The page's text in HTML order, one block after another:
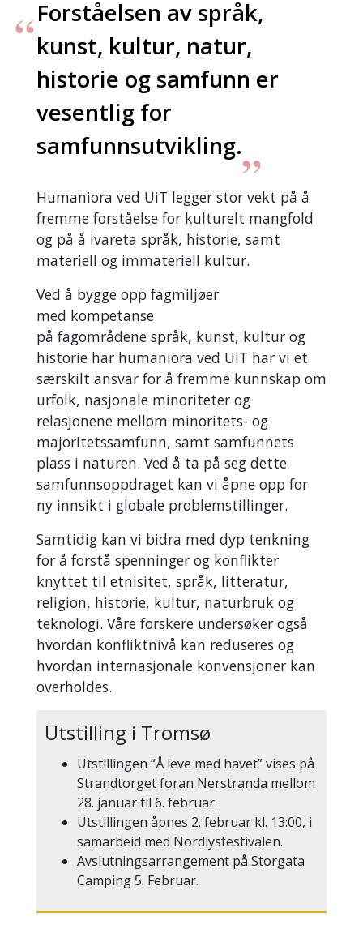
Forståelsen av språk,
kunst, kultur, natur,
historie og samfunn er
vesentlig for
samfunnsutvikling.
Humaniora ved UiT legger stor vekt på å
fremme forståelse for kulturelt mangfold
og på å ivareta språk, historie, samt
materiell og immateriell kultur.
Ved å bygge opp fagmiljøer
med kompetanse
på fagområdene språk, kunst, kultur og
historie har humaniora ved UiT har vi et
særskilt ansvar for å fremme kunnskap om
urfolk, nasjonale minoriteter og
relasjonene mellom minoritets- og
majoritetssamfunn, samt samfunnets
plass i naturen. Ved å ta på seg dette
samfunnsoppdraget kan vi åpne opp for
ny innsikt i globale problemstillinger.
Samtidig kan vi bidra med dyp tenkning
for å forstå spenninger og konflikter
knyttet til etnisitet, språk, litteratur,
religion, historie, kultur, naturbruk og
teknologi. Våre forskere undersøker også
hvordan konfliktnivå kan reduseres og
hvordan internasjonale konvensjoner kan
overholdes.
Utstilling i Tromsø
Utstillingen “Å leve med havet” vises på
Strandtorget foran Nerstranda mellom
28. januar til 6. februar.
Utstillingen åpnes 2. februar kl. 13:00, i
samarbeid med Nordlysfestivalen.
Avslutningsarrangement på Storgata
Camping 5. Februar.